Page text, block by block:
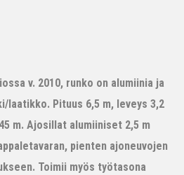
v. 2010, runko on alumiinia ja
Pituus 6,5 m, leveys 3,2
m. Ajosillat alumiiniset 2,5 m
pienten ajoneuvojen
Toimii myös työtasona